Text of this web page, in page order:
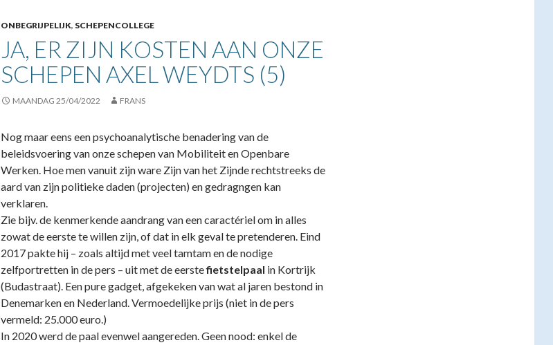
ONBEGRIJPELIJK, SCHEPENCOLLEGE
JA, ER ZIJN KOSTEN AAN ONZE
SCHEPEN AXEL WEYDTS (5)
MAANDAG 25/04/2022 FRANS
Nog maar eens een psychoanalytische benadering van de
beleidsvoering van onze schepen van Mobiliteit en Openbare
Werken. Hoe men vanuit zijn ware Zijn van het Zijnde rechtstreeks de
aard van zijn politieke daden (projecten) en gedragngen kan
verklaren.
Zie bijv. de kenmerkende aandrang van een caractériel om in alles
zowat de eerste te willen zijn, of dat in elk geval te pretenderen. Eind
2017 pakte hij – zoals altijd met veel tamtam en de nodige
zelfportretten in de pers – uit met de eerstefietstelpaal in Kortrijk
(Budastraat). Een pure gadget, afgekeken van wat al jaren bestond in
Denemarken en Nederland. Vermoedelijke prijs (niet in de pers
vermeld: 25.000 euro.)
In 2020 werd de paal evenwel aangereden. Geen nood: enkel de